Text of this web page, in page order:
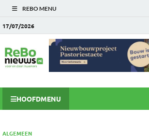
REBO MENU
17/07/2026
HOOFDMENU
ALGEMEEN